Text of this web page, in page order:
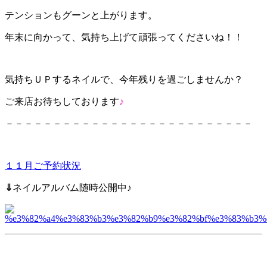
テンションもグーンと上がります。
年末に向かって、気持ち上げて頑張ってくださいね！！
気持ちＵＰするネイルで、今年残りを過ごしませんか？
ご来店お待ちしております♪
－－－－－－－－－－－－－－－－－－－－－－－－－－
１１月ご予約状況
⇓ネイルアルバム随時公開中♪